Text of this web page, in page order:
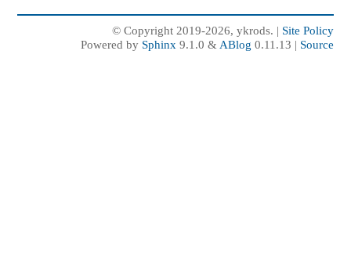
© Copyright 2019-2026, ykrods. | Site Policy
Powered by Sphinx 9.1.0 & ABlog 0.11.13 | Source